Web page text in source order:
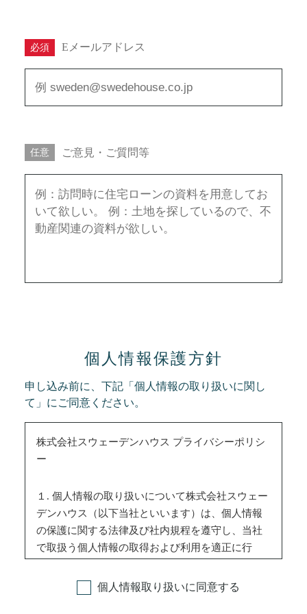
必須 Eメールアドレス
任意 ご意見・ご質問等
個人情報保護方針
申し込み前に、下記「個人情報の取り扱いに関し
て」にご同意ください。
株式会社スウェーデンハウス プライバシーポリシ
ー
１. 個人情報の取り扱いについて株式会社スウェー
デンハウス（以下当社といいます）は、個人情報
の保護に関する法律及び社内規程を遵守し、当社
で取扱う個人情報の取得および利用を適正に行
人情報の保護の維持に努めてまいります。また、
個人情報取り扱いに同意する